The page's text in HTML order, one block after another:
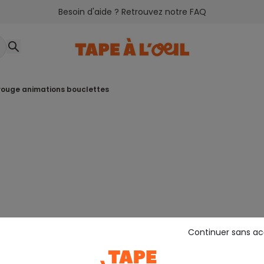
Besoin d'aide ? Retrouvez notre FAQ
animations bouclettes
Continuer sans